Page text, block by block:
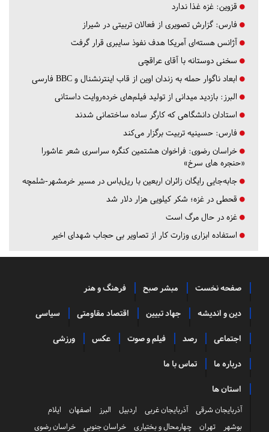
قزوین: غزه غذا ندارد
فارس: گزارش تصویری از فعالان تربیتی در شیراز
آژانس هسته‌ای آمریکا هدف نفوذ سایبری قرار گرفت
سخنی دوستانه با آقای عراقچی
ابعاد ناگوار حمله به زندان اوین از قاب اینترنشنال و BBC فارسی
البرز: بازدید میدانی از تولید فیلم‌های خرده‌روایت داستانی
استادان دانشگاهی که کارگر ساده ساختمانی شدند
فارس: حسینیه تربیت برگزار می‌کند
خراسان رضوی: فراخوان هشتمین کنگره سراسری شعر عاشورا
«حنجره های سرخ»
جابه‌جایی رایگان زائران اربعین با ریل‌باس در مسیر خرمشهر-شلمچه
قحطی در غزه؛ شکر کیلویی هزار دلار شد
غزه در حال مرگ است
استفاده ابزاری وزارت کار از تصاویر بی حجاب شهدای اخیر
صفحه نخست مبشر صبح فرهنگ و هنر
دین و اندیشه جهاد تبیین اقتصاد مقاومتی سیاسی
اجتماعی رصد فیلم و صوت عکس ورزشی
درباره ما تماس با ما
استان ها
آذربایجان شرقی آذربایجان غربی اردبیل البرز اصفهان
ایلام
بوشهر
تهران چهارمحال و بختیاری خراسان جنوبی خراسان رضوی